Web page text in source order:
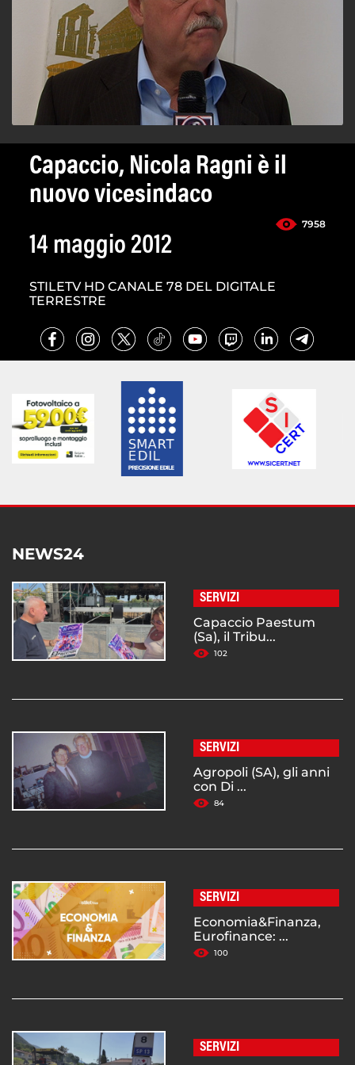
Capaccio, Nicola Ragni è il
nuovo vicesindaco
7958
14 maggio 2012
STILETV HD CANALE 78 DEL DIGITALE
TERRESTRE
NEWS24
SERVIZI
Capaccio Paestum
(Sa), il Tribu...
102
SERVIZI
Agropoli (SA), gli anni
con Di ...
84
SERVIZI
Economia&Finanza,
Eurofinance: ...
100
SERVIZI